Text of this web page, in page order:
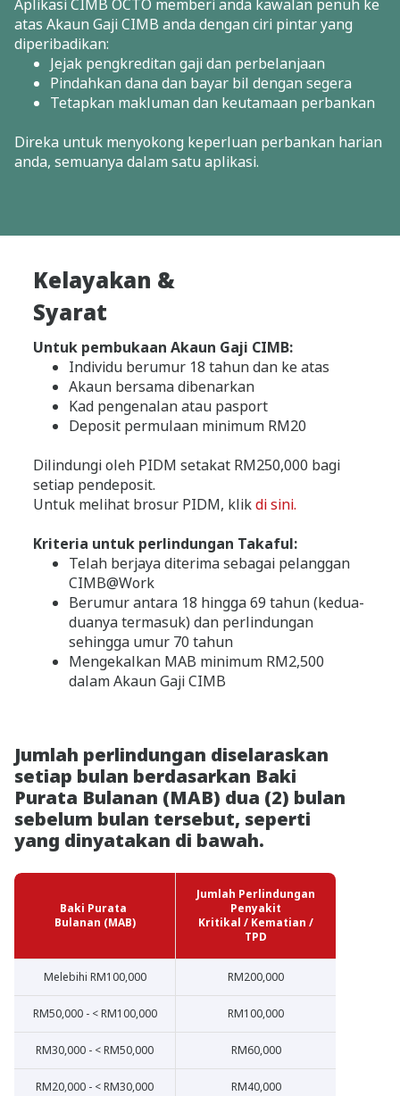
Aplikasi CIMB OCTO memberi anda kawalan penuh ke
atas Akaun Gaji CIMB anda dengan ciri pintar yang
diperibadikan:
Jejak pengkreditan gaji dan perbelanjaan
Pindahkan dana dan bayar bil dengan segera
Tetapkan makluman dan keutamaan perbankan
Direka untuk menyokong keperluan perbankan harian
anda, semuanya dalam satu aplikasi.
Kelayakan &
Syarat
Untuk pembukaan Akaun Gaji CIMB:
Individu berumur 18 tahun dan ke atas
Akaun bersama dibenarkan
Kad pengenalan atau pasport
Deposit permulaan minimum RM20
Dilindungi oleh PIDM setakat RM250,000 bagi
setiap pendeposit.
Untuk melihat brosur PIDM, klikdi sini.
Kriteria untuk perlindungan Takaful:
Telah berjaya diterima sebagai pelanggan
CIMB@Work
Berumur antara 18 hingga 69 tahun (kedua-
duanya termasuk) dan perlindungan
sehingga umur 70 tahun
Mengekalkan MAB minimum RM2,500
dalam Akaun Gaji CIMB
Jumlah perlindungan diselaraskan
setiap bulan berdasarkan Baki
Purata Bulanan (MAB) dua (2) bulan
sebelum bulan tersebut, seperti
yang dinyatakan di bawah.
Baki Purata
Bulanan (MAB)
Jumlah Perlindungan
Penyakit
Kritikal / Kematian /
TPD
Melebihi RM100,000 RM200,000
RM50,000 - < RM100,000 RM100,000
RM30,000 - < RM50,000 RM60,000
RM20,000 - < RM30,000 RM40,000